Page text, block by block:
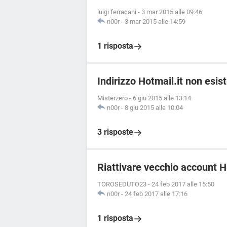
luigi ferracani - 3 mar 2015 alle 09:46
n00r - 3 mar 2015 alle 14:59
1 risposta
Indirizzo Hotmail.it non
Misterzero - 6 giu 2015 alle 13:14
n00r - 8 giu 2015 alle 10:04
3 risposte
Riattivare vecchio account
TOROSEDUTO23 - 24 feb 2017 alle 15:50
n00r - 24 feb 2017 alle 17:16
1 risposta